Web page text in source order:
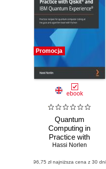
Promocja
ebook
Quantum
Computing in
Practice with
Qiskit(R) and IBM
Experience(R).
Hassi Norlen
(96,75 zł najniższa cena z 30